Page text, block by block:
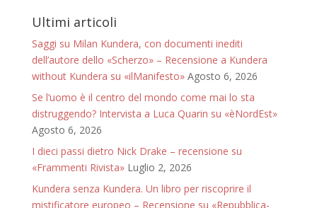
Ultimi articoli
Saggi su Milan Kundera, con documenti inediti
dell’autore dello «Scherzo» – Recensione a Kundera
without Kundera su «ilManifesto» Agosto 6, 2026
Se l’uomo è il centro del mondo come mai lo sta
distruggendo? Intervista a Luca Quarin su «èNordEst»
Agosto 6, 2026
I dieci passi dietro Nick Drake – recensione su
«Frammenti Rivista» Luglio 2, 2026
Kundera senza Kundera. Un libro per riscoprire il
mistificatore europeo – Recensione su «Repubblica-